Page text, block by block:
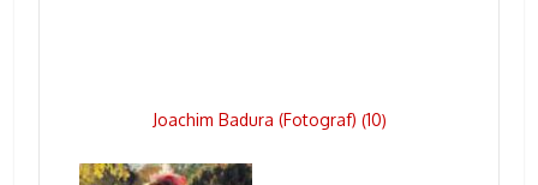
Joachim Badura (Fotograf) (10)